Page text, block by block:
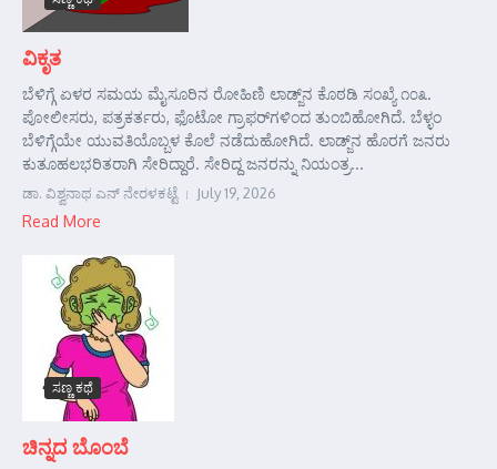
ವಿಕೃತ
ಬೆಳಿಗ್ಗೆ ಏಳರ ಸಮಯ ಮೈಸೂರಿನ ರೋಹಿಣಿ ಲಾಡ್ಜ್‌ನ ಕೊಠಡಿ ಸಂಖ್ಯೆ ೧೦೩.
ಪೋಲೀಸರು, ಪತ್ರಕರ್ತರು, ಫೊಟೋ ಗ್ರಾಫರ್‌ಗಳಿಂದ ತುಂಬಿಹೋಗಿದೆ. ಬೆಳ್ಳಂ
ಬೆಳಿಗ್ಗೆಯೇ ಯುವತಿಯೊಬ್ಬಳ ಕೊಲೆ ನಡೆದುಹೋಗಿದೆ. ಲಾಡ್ಜ್‌ನ ಹೊರಗೆ ಜನರು
ಕುತೂಹಲಭರಿತರಾಗಿ ಸೇರಿದ್ದಾರೆ. ಸೇರಿದ್ದ ಜನರನ್ನು ನಿಯಂತ್ರ...
ಡಾ. ವಿಶ್ವನಾಥ ಎನ್ ನೇರಳಕಟ್ಟೆ July 19, 2026
Read More
ಸಣ್ಣ ಕಥೆ
ಚಿನ್ನದ ಬೊಂಬೆ